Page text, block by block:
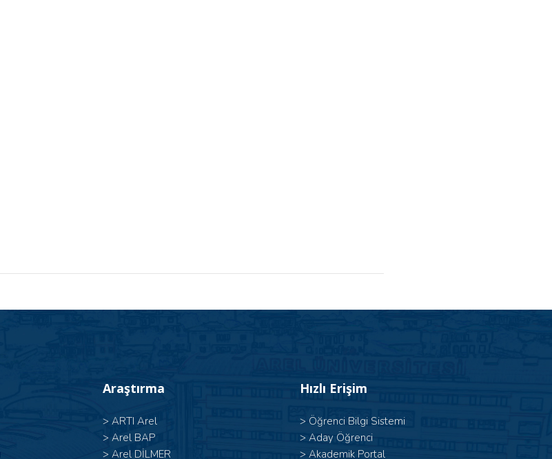
Araştırma
> ARTI Arel
> Arel BAP
> Arel DİLMER
Hızlı Erişim
> Öğrenci Bilgi Sistemi
> Aday Öğrenci
> Akademik Portal